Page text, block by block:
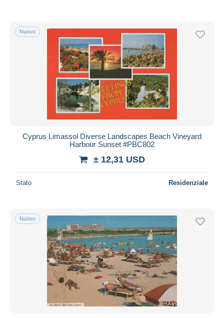
Nuovo
Cyprus Limassol Diverse Landscapes Beach Vineyard
Harbour Sunset #PBC802
± 12,31 USD
Stato Residenziale
Nuovo